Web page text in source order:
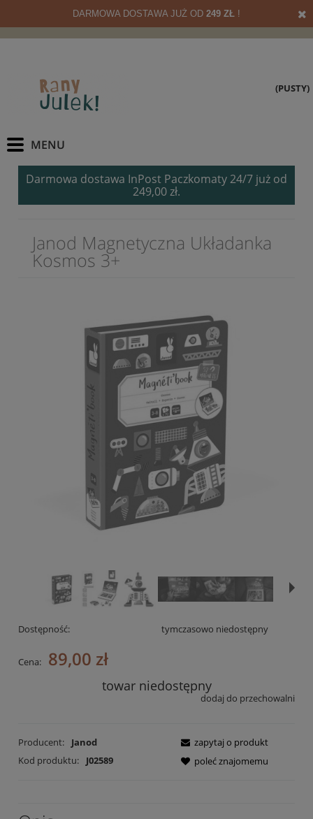
DARMOWA DOSTAWA JUŻ OD 249 ZŁ !
(PUSTY)
Darmowa dostawa InPost Paczkomaty 24/7 już od
249,00 zł.
Janod Magnetyczna Układanka
Kosmos 3+
Dostępność: tymczasowo niedostępny
Cena: 89,00 zł
towar niedostępny
dodaj do przechowalni
Producent:
Janod
Kod produktu:
J02589
zapytaj o produkt
poleć znajomemu